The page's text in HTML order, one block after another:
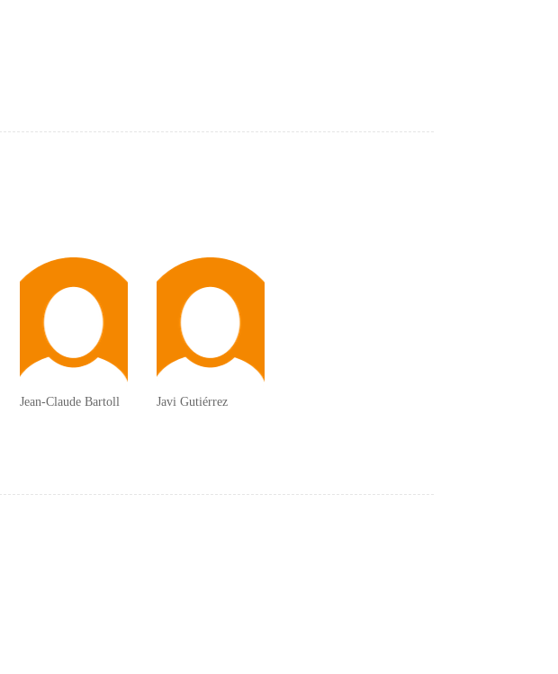
Jean-Claude Bartoll Javi Gutiérrez